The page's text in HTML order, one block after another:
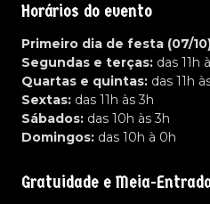
Horários do evento
Primeiro dia de festa (07/
Segundas e terças: das 11h
Quartas e quintas: das 11h
Sextas: das 11h às 3h
Sábados: das 10h às 3h
Domingos: das 10h à 0h
Gratuidade e Meia-